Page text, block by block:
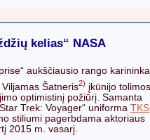
kelias“ NASA
aukščiausio rango
Viljamas Šatneris2) įkūnijo tolimos
optimistinį požiūrį. Samanta
Trek: Voyager“ uniforma TKS
stiliumi pagerbdama aktoriaus
2015 m. vasarį.